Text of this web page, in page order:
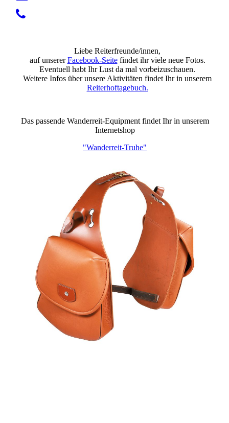
Liebe Reiterfreunde/innen,
auf unsererFacebook-Seitefindet ihr viele neue Fotos.
Eventuell habt Ihr Lust da mal vorbeizuschauen.
Weitere Infos über unsere Aktivitäten findet Ihr in unserem
Reiterhoftagebuch.
Das passende Wanderreit-Equipment findet Ihr in unserem
Internetshop
"Wanderreit-Truhe"